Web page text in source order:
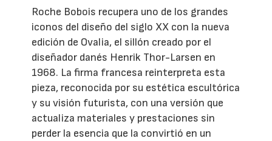
Roche Bobois recupera uno de los grandes
iconos del diseño del siglo XX con la nueva
edición de Ovalia, el sillón creado por el
diseñador danés Henrik Thor-Larsen en
1968. La firma francesa reinterpreta esta
pieza, reconocida por su estética escultórica
y su visión futurista, con una versión que
actualiza materiales y prestaciones sin
perder la esencia que la convirtió en un